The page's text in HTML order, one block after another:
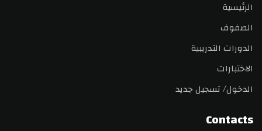
الرئيسية
الصفوف
الدورات التدريبية
الاختبارات
الدخول/ تسجيل جديد
Contacts